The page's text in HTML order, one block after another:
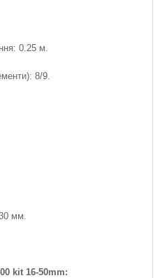
0.25 м.
8/9.
мм.
kit 16-50mm: